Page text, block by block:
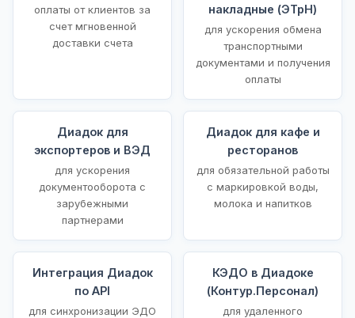
оплаты от клиентов за
счет мгновенной
доставки счета
накладные (ЭТрН)
для ускорения обмена
транспортными
документами и получения
оплаты
Диадок для
экспортеров и ВЭД
для ускорения
документооборота с
зарубежными
партнерами
Диадок для кафе и
ресторанов
для обязательной работы
с маркировкой воды,
молока и напитков
Интеграция Диадок
по API
для синхронизации ЭДО
КЭДО в Диадоке
(Контур.Персонал)
для удаленного